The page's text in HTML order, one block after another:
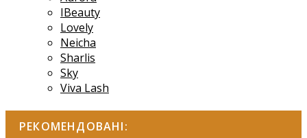
IBeauty
Lovely
Neicha
Sharlis
Sky
Viva Lash
РЕКОМЕНДОВАНІ: